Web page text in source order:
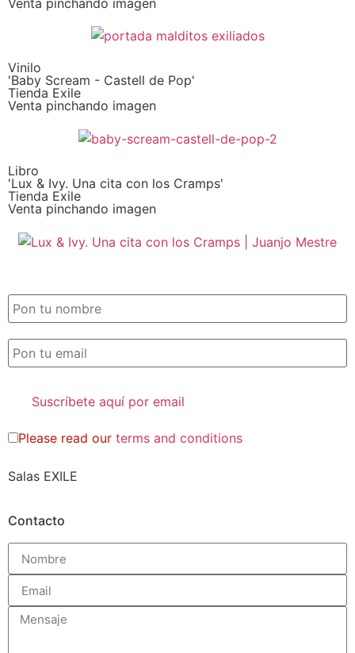
Vinilo
'Baby Scream - Castell de Pop'
Tienda Exile
Venta pinchando imagen
Libro
'Lux & Ivy. Una cita con los Cramps'
Tienda Exile
Venta pinchando imagen
Please read our terms and conditions
Salas EXILE
Contacto